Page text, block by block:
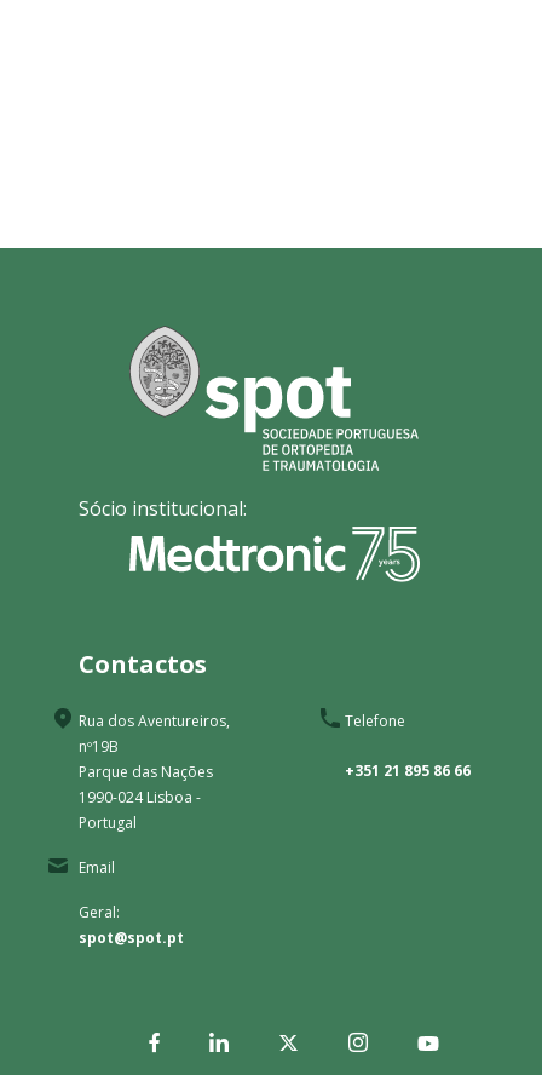
Sócio institucional:
Contactos
Rua dos Aventureiros,
nº19B
Parque das Nações
1990-024 Lisboa -
Portugal
Telefone
+351 21 895 86 66
Email
Geral:
spot@spot.pt